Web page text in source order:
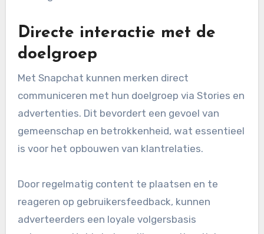
Directe interactie met de
doelgroep
Met Snapchat kunnen merken direct
communiceren met hun doelgroep via Stories en
advertenties. Dit bevordert een gevoel van
gemeenschap en betrokkenheid, wat essentieel
is voor het opbouwen van klantrelaties.
Door regelmatig content te plaatsen en te
reageren op gebruikersfeedback, kunnen
adverteerders een loyale volgersbasis